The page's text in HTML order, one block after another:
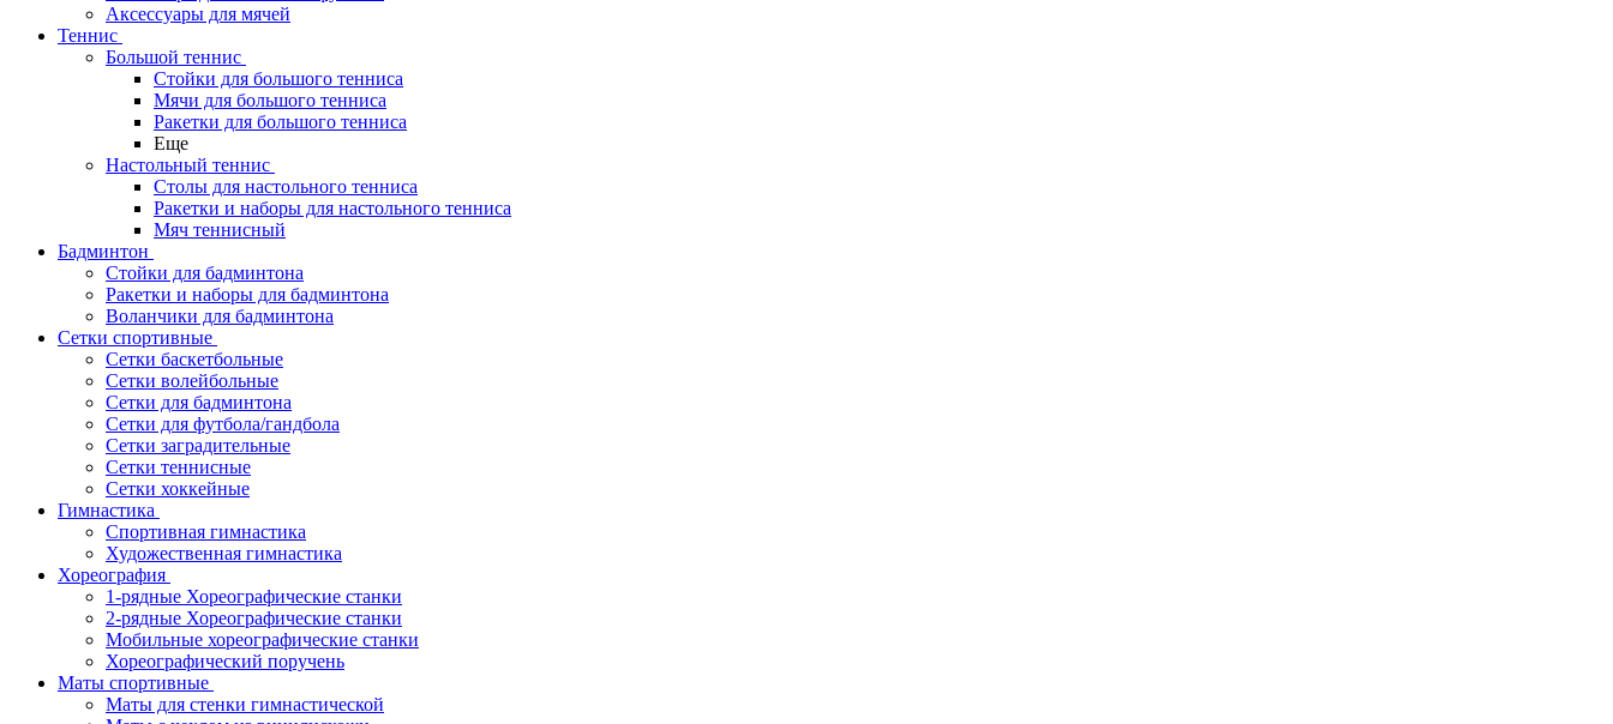
Аксессуары для мячей
Теннис
Большой теннис
Стойки для большого тенниса
Мячи для большого тенниса
Ракетки для большого тенниса
Еще
Настольный теннис
Столы для настольного тенниса
Ракетки и наборы для настольного тенниса
Мяч теннисный
Бадминтон
Стойки для бадминтона
Ракетки и наборы для бадминтона
Воланчики для бадминтона
Сетки спортивные
Сетки баскетбольные
Сетки волейбольные
Сетки для бадминтона
Сетки для футбола/гандбола
Сетки заградительные
Сетки теннисные
Сетки хоккейные
Гимнастика
Спортивная гимнастика
Художественная гимнастика
Хореография
1-рядные Хореографические станки
2-рядные Хореографические станки
Мобильные хореографические станки
Хореографический поручень
Маты спортивные
Маты для стенки гимнастической